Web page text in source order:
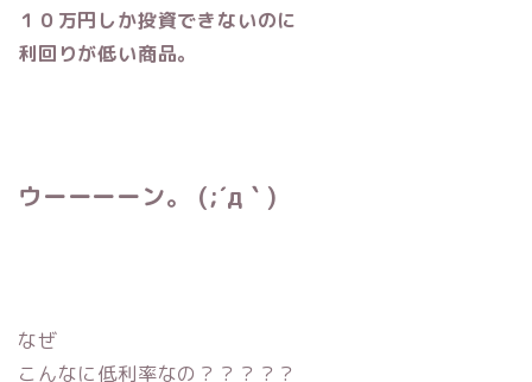
１０万円しか投資できないのに
利回りが低い商品。
ウーーーーン。 (;´д｀)
なぜ
こんなに低利率なの？？？？？